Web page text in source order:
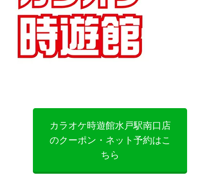
カラオケ時遊館水戸駅南口店
のクーポン・ネット予約はこ
ちら